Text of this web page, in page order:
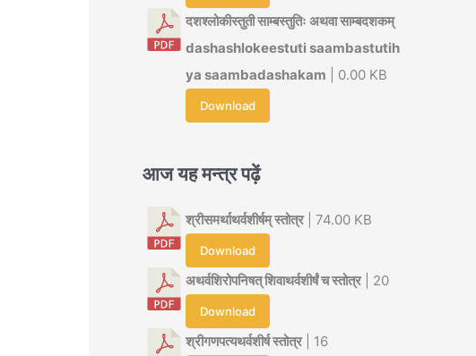
दशश्लोकीस्तुती साम्बस्तुतिः अथवा साम्बदशकम्
dashashlokeestuti saambastutih
ya saambadashakam | 0.00 KB
Download
आज यह मन्त्र पढ़ें
श्रीसमर्थाथर्वशीर्षम् स्तोत्र| 74.00 KB
Download
अथर्वशिरोपनिषत् शिवाथर्वशीर्षं च स्तोत्र| 20
Download
श्रीगणपत्यथर्वशीर्ष स्तोत्र| 16